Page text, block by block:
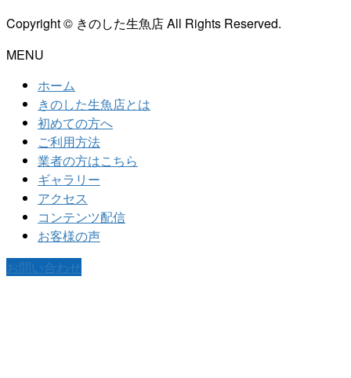
Copyright © きのした生魚店 All Rights Reserved.
MENU
ホーム
きのした生魚店とは
初めての方へ
ご利用方法
業者の方はこちら
ギャラリー
アクセス
コンテンツ配信
お客様の声
お問い合わせ